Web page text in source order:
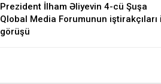
Prezident İlham Əliyevin 4-cü Şuşa
Qlobal Media Forumunun iştirakçıları
görüşü